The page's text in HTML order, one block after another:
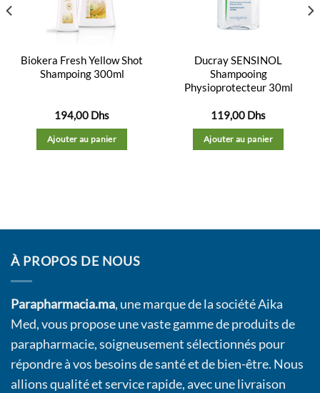
Biokera Fresh Yellow Shot
Shampoing 300ml
194,00 Dhs
Ajouter au panier
Ducray SENSINOL
Shampooing
Physioprotecteur 30ml
119,00 Dhs
Ajouter au panier
À PROPOS DE NOUS
Parapharmacia.ma, une marque de la société Aika
Med, vous propose une vaste gamme de produits de
parapharmacie, soigneusement sélectionnés pour
répondre à vos besoins de santé et de bien-être. Nous
allions qualité et service rapide, avec une livraison